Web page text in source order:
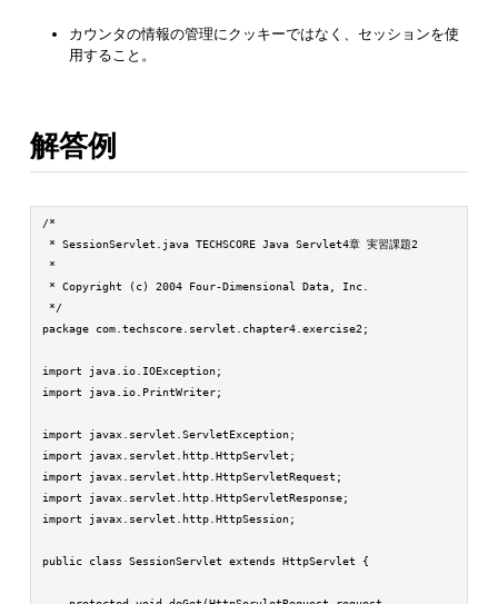
カウンタの情報の管理にクッキーではなく、セッションを使
用すること。
解答例
/*
* SessionServlet.java TECHSCORE Java Servlet4章 実習課題2
*
* Copyright (c) 2004 Four-Dimensional Data, Inc.
*/
package com.techscore.servlet.chapter4.exercise2;
import java.io.IOException;
import java.io.PrintWriter;
import javax.servlet.ServletException;
import javax.servlet.http.HttpServlet;
import javax.servlet.http.HttpServletRequest;
import javax.servlet.http.HttpServletResponse;
import javax.servlet.http.HttpSession;
public class SessionServlet extends HttpServlet {